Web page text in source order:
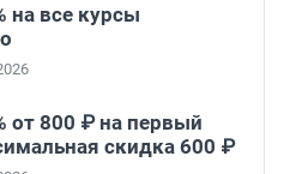
на все курсы
от 800 ₽ на первый
скидка 600 ₽